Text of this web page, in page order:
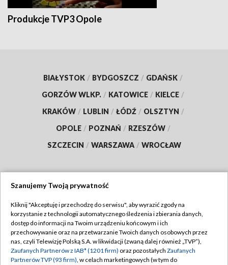
Produkcje TVP3 Opole
BIAŁYSTOK / BYDGOSZCZ / GDAŃSK /
GORZÓW WLKP. / KATOWICE / KIELCE /
KRAKÓW / LUBLIN / ŁÓDŹ / OLSZTYN /
OPOLE / POZNAŃ / RZESZÓW /
SZCZECIN / WARSZAWA / WROCŁAW
TVP
Abonament TVP
Emisja w TVP
Regulamin TVP
Polityka prywatności
Szanujemy Twoją prywatność
Kliknij "Akceptuję i przechodzę do serwisu", aby wyrazić zgody na
korzystanie z technologii automatycznego śledzenia i zbierania danych,
dostęp do informacji na Twoim urządzeniu końcowym i ich
przechowywanie oraz na przetwarzanie Twoich danych osobowych przez
nas, czyli Telewizję Polską S.A. w likwidacji (zwaną dalej również „TVP”),
Zaufanych Partnerów z IAB* (1201 firm) oraz pozostałych Zaufanych
Partnerów TVP (93 firm), w celach marketingowych (w tym do